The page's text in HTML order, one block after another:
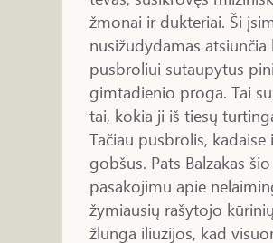
žmonai ir dukteriai. Ši
nusižudydamas
pusbroliui sutaupytus
gimtadienio proga. Tai
tai, kokia ji iš tiesų
Tačiau pusbrolis,
gobšus. Pats Balzakas
pasakojimu apie
žymiausių rašytojo
žlunga iliuzijos, kad